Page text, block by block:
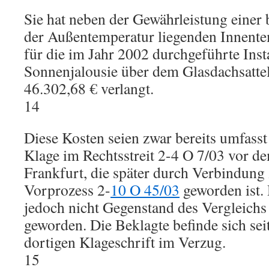
Sie hat neben der Gewährleistung
der Außentemperatur liegenden
für die im Jahr 2002 durchgeführte
Sonnenjalousie über dem
46.302,68 € verlangt.
14
Diese Kosten seien zwar bereits
Klage im Rechtsstreit 2-4 O 7/03 vor
Frankfurt, die später durch
Vorprozess 2-10 O 45/03 geworden
jedoch nicht Gegenstand des
geworden. Die Beklagte befinde sich
dortigen Klageschrift im Verzug.
15